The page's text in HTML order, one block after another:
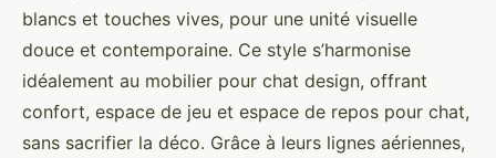
blancs et touches vives, pour une unité visuelle
douce et contemporaine. Ce style s’harmonise
idéalement au mobilier pour chat design, offrant
confort, espace de jeu et espace de repos pour chat,
sans sacrifier la déco. Grâce à leurs lignes aériennes,